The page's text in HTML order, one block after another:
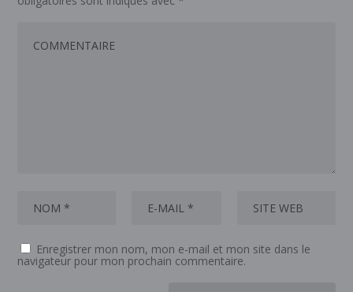
Enregistrer mon nom, mon e-mail et mon site dans le
navigateur pour mon prochain commentaire.